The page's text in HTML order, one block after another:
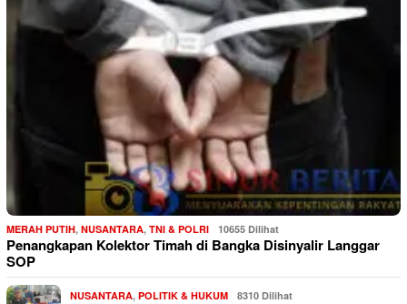
MERAH PUTIH, NUSANTARA, TNI & POLRI 10655 Dilihat
Penangkapan Kolektor Timah di Bangka Disinyalir Langgar
SOP
NUSANTARA, POLITIK & HUKUM 8310 Dilihat